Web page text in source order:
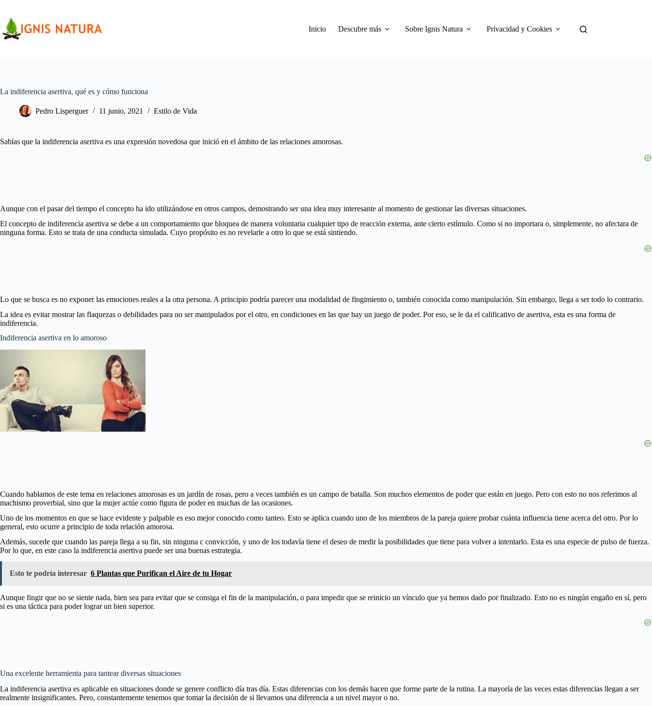
contenido
Inicio
Descubre más Sobre Ignis Natura Privacidad y Cookies
La indiferencia asertiva, qué es y cómo funciona
Pedro Lisperguer 11 junio, 2021 Estilo de Vida
Sabías que la indiferencia asertiva es una expresión novedosa que inició en el ámbito de las relaciones amorosas.
Aunque con el pasar del tiempo el concepto ha ido utilizándose en otros campos, demostrando ser una idea muy interesante al momento de gestionar las diversas situaciones.
El concepto de indiferencia asertiva se debe a un comportamiento que bloquea de manera voluntaria cualquier tipo de reacción externa, ante cierto estímulo. Como si no importara o, simplemente, no afectara de
ninguna forma. Esto se trata de una conducta simulada. Cuyo propósito es no revelarle a otro lo que se está sintiendo.
Lo que se busca es no exponer las emociones reales a la otra persona. A principio podría parecer una modalidad de fingimiento o, también conocida como manipulación. Sin embargo, llega a ser todo lo contrario.
La idea es evitar mostrar las flaquezas o debilidades para no ser manipulados por el otro, en condiciones en las que hay un juego de poder. Por eso, se le da el calificativo de asertiva, esta es una forma de
indiferencia.
Indiferencia asertiva en lo amoroso
Cuando hablamos de este tema en relaciones amorosas es un jardín de rosas, pero a veces también es un campo de batalla. Son muchos elementos de poder que están en juego. Pero con esto no nos referimos al
machismo proverbial, sino que la mujer actúe como figura de poder en muchas de las ocasiones.
Uno de los momentos en que se hace evidente y palpable es eso mejor conocido como tanteo. Esto se aplica cuando uno de los miembros de la pareja quiere probar cuánta influencia tiene acerca del otro. Por lo
general, esto ocurre a principio de toda relación amorosa.
Además, sucede que cuando las pareja llega a su fin, sin ninguna c convicción, y uno de los todavía tiene el deseo de medir la posibilidades que tiene para volver a intentarlo. Esta es una especie de pulso de fuerza.
Por lo que, en este caso la indiferencia asertiva puede ser una buenas estrategia.
Esto te podría interesar 6 Plantas que Purifican el Aire de tu Hogar
Aunque fingir que no se siente nada, bien sea para evitar que se consiga el fin de la manipulación, o para impedir que se reinicio un vínculo que ya hemos dado por finalizado. Esto no es ningún engaño en sí, pero
si es una táctica para poder lograr un bien superior.
Una excelente herramienta para tantear diversas situaciones
La indiferencia asertiva es aplicable en situaciones donde se genere conflicto día tras día. Estas diferencias con los demás hacen que forme parte de la rutina. La mayoría de las veces estas diferencias llegan a ser
realmente insignificantes. Pero, constantemente tenemos que tomar la decisión de si llevamos una diferencia a un nivel mayor o no.